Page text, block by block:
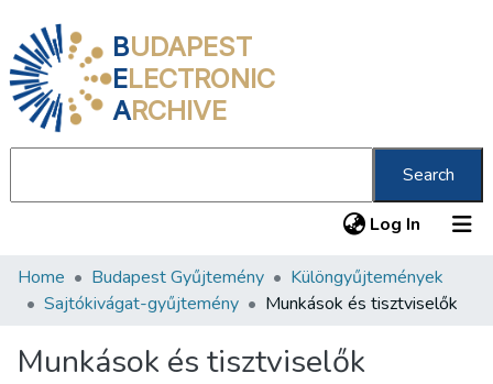
BUDAPEST
ELECTRONIC
ARCHIVE
Search
Log In (current)
Communities & Collections
Statistics
Home Budapest Gyűjtemény
Különgyűjtemények
Sajtókivágat-gyűjtemény
Munkások és tisztviselők
Munkások és tisztviselők